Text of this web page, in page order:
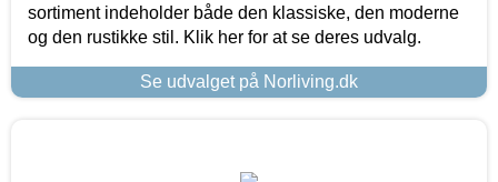
sortiment indeholder både den klassiske, den moderne
og den rustikke stil. Klik her for at se deres udvalg.
Se udvalget på Norliving.dk